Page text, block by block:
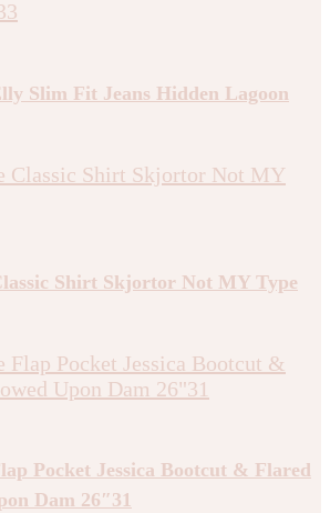
Slim Fit Jeans Hidden Lagoon
Shirt Skjortor Not MY Type
Pocket Jessica Bootcut & Flared
Dam 26″31